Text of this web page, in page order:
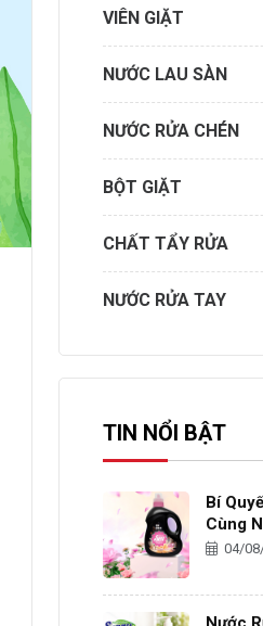
VIÊN GIẶT
NƯỚC LAU SÀN
NƯỚC RỬA CHÉN
BỘT GIẶT
CHẤT TẨY RỬA
NƯỚC RỬA TAY
TIN NỔI BẬT
Bí
Cùng
Hương
04/